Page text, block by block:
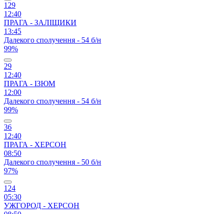
129
12:40
ПРАГА - ЗАЛІЩИКИ
13:45
Далекого сполучення - 54 б/н
99%
29
12:40
ПРАГА - ІЗЮМ
12:00
Далекого сполучення - 54 б/н
99%
36
12:40
ПРАГА - ХЕРСОН
08:50
Далекого сполучення - 50 б/н
97%
124
05:30
УЖГОРОД - ХЕРСОН